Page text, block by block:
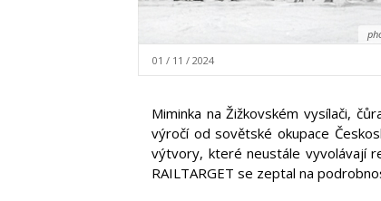
01 / 11 / 2024
Miminka na Žižkovském vysílači,
výročí od sovětské okupace
výtvory, které neustále vyvolávají
RAILTARGET se zeptal na